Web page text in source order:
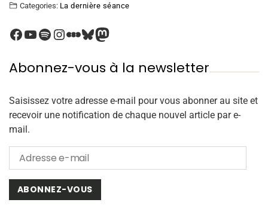
Categories: La dernière séance
Abonnez-vous à la newsletter
Saisissez votre adresse e-mail pour vous abonner au site et
recevoir une notification de chaque nouvel article par e-
mail.
ABONNEZ-VOUS